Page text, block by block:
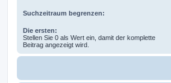
Suchzeitraum begrenzen:
Die ersten:
Stellen Sie 0 als Wert ein, damit der komplette
Beitrag angezeigt wird.